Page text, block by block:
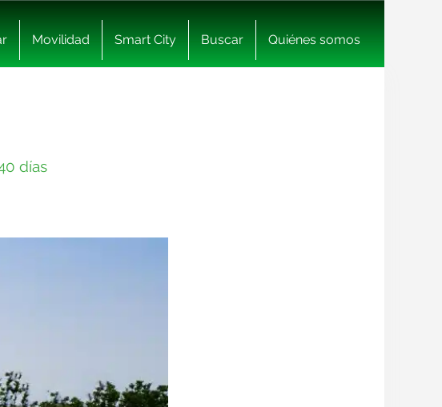
Movilidad Smart City Buscar Quiénes somos
días